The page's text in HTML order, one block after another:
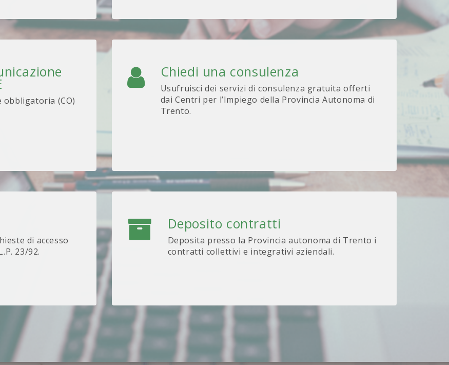
obbligatoria (CO)
Chiedi una consulenza
Usufruisci dei servizi di consulenza gratuita offerti
dai Centri per l’Impiego della Provincia Autonoma di
Trento.
di accesso
23/92.
Deposito contratti
Deposita presso la Provincia autonoma di Trento i
contratti collettivi e integrativi aziendali.